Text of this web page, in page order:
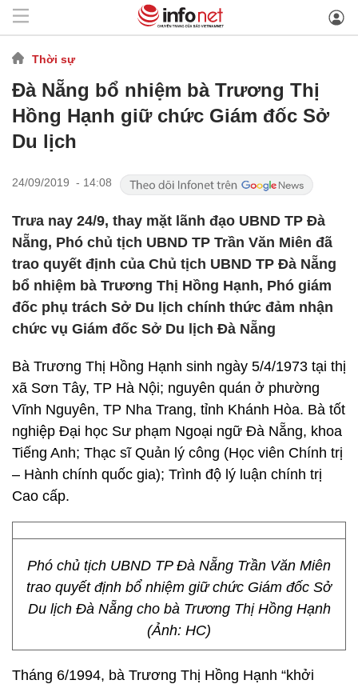
Thời sự
Đà Nẵng bổ nhiệm bà Trương Thị
Hồng Hạnh giữ chức Giám đốc Sở
Du lịch
24/09/2019 - 14:08
Trưa nay 24/9, thay mặt lãnh đạo UBND TP Đà
Nẵng, Phó chủ tịch UBND TP Trần Văn Miên đã
trao quyết định của Chủ tịch UBND TP Đà Nẵng
bổ nhiệm bà Trương Thị Hồng Hạnh, Phó giám
đốc phụ trách Sở Du lịch chính thức đảm nhận
chức vụ Giám đốc Sở Du lịch Đà Nẵng
Bà Trương Thị Hồng Hạnh sinh ngày 5/4/1973 tại thị
xã Sơn Tây, TP Hà Nội; nguyên quán ở phường
Vĩnh Nguyên, TP Nha Trang, tỉnh Khánh Hòa. Bà tốt
nghiệp Đại học Sư phạm Ngoại ngữ Đà Nẵng, khoa
Tiếng Anh; Thạc sĩ Quản lý công (Học viên Chính trị
– Hành chính quốc gia); Trình độ lý luận chính trị
Cao cấp.
Phó chủ tịch UBND TP Đà Nẵng Trần Văn Miên
trao quyết định bổ nhiệm giữ chức Giám đốc Sở
Du lịch Đà Nẵng cho bà Trương Thị Hồng Hạnh
(Ảnh: HC)
Tháng 6/1994, bà Trương Thị Hồng Hạnh “khởi